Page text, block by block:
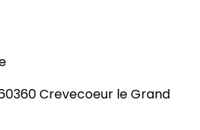
Crevecoeur le Grand